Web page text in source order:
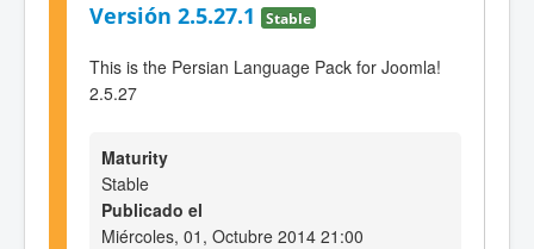
Versión 2.5.27.1 Stable
This is the Persian Language Pack for Joomla!
2.5.27
Maturity
Stable
Publicado el
Miércoles, 01, Octubre 2014 21:00